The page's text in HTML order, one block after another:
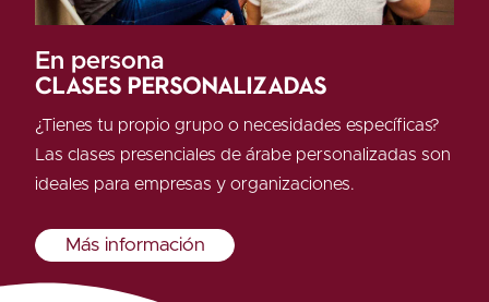
En persona
Clases personalizadas
¿Tienes tu propio grupo o necesidades específicas?
Las clases presenciales de árabe personalizadas son
ideales para empresas y organizaciones.
Más información